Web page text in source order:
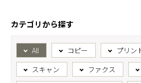
カテゴリから探す
All コピー
プリン
スキャン
ファクス